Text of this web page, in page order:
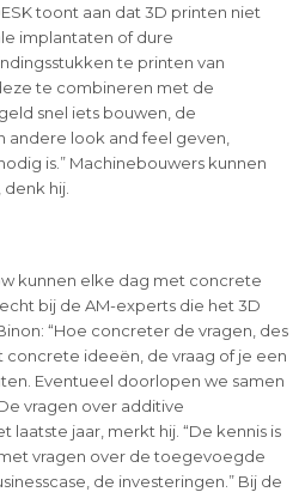
toont aan dat 3D printen niet
implantaten of dure
te printen van
te combineren met de
snel iets bouwen, de
andere look and feel geven,
is.” Machinebouwers kunnen
hij.
kunnen elke dag met concrete
bij de AM-experts die het 3D
“Hoe concreter de vragen, des
ideeën, de vraag of je een
Eventueel doorlopen we samen
vragen over additive
laatste jaar, merkt hij. “De kennis is
vragen over de toegevoegde
de investeringen.” Bij de